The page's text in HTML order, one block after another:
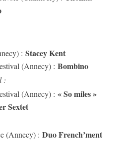
: Stacey Kent
(Annecy) : Bombino
:
(Annecy) : « So miles »
Sextet
(Annecy) : Duo French’ment